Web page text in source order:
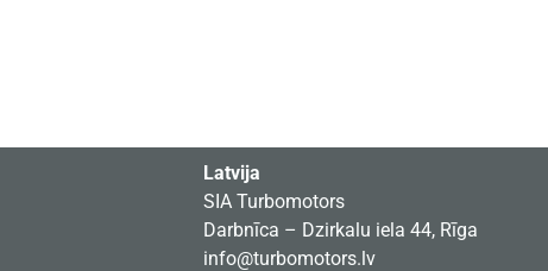
Latvija
SIA Turbomotors
Darbnīca – Dzirkalu iela 44, Rīga
info@turbomotors.lv